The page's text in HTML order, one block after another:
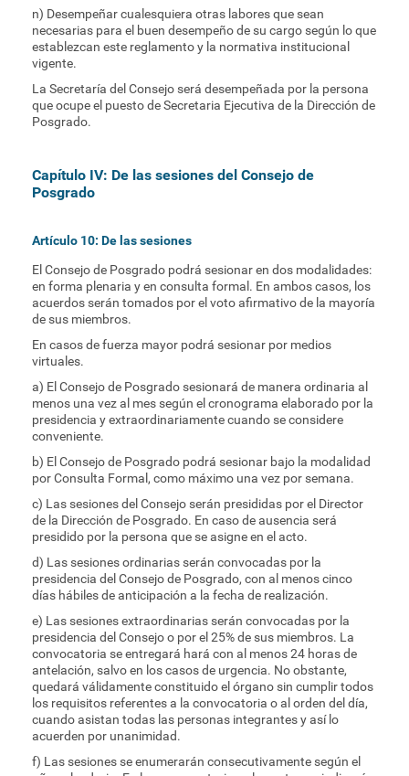
n) Desempeñar cualesquiera otras labores que sean
necesarias para el buen desempeño de su cargo según lo que
establezcan este reglamento y la normativa institucional
vigente.
La Secretaría del Consejo será desempeñada por la persona
que ocupe el puesto de Secretaria Ejecutiva de la Dirección de
Posgrado.
Capítulo IV: De las sesiones del Consejo de
Posgrado
Artículo 10: De las sesiones
El Consejo de Posgrado podrá sesionar en dos modalidades:
en forma plenaria y en consulta formal. En ambos casos, los
acuerdos serán tomados por el voto afirmativo de la mayoría
de sus miembros.
En casos de fuerza mayor podrá sesionar por medios
virtuales.
a) El Consejo de Posgrado sesionará de manera ordinaria al
menos una vez al mes según el cronograma elaborado por la
presidencia y extraordinariamente cuando se considere
conveniente.
b) El Consejo de Posgrado podrá sesionar bajo la modalidad
por Consulta Formal, como máximo una vez por semana.
c) Las sesiones del Consejo serán presididas por el Director
de la Dirección de Posgrado. En caso de ausencia será
presidido por la persona que se asigne en el acto.
d) Las sesiones ordinarias serán convocadas por la
presidencia del Consejo de Posgrado, con al menos cinco
días hábiles de anticipación a la fecha de realización.
e) Las sesiones extraordinarias serán convocadas por la
presidencia del Consejo o por el 25% de sus miembros. La
convocatoria se entregará hará con al menos 24 horas de
antelación, salvo en los casos de urgencia. No obstante,
quedará válidamente constituido el órgano sin cumplir todos
los requisitos referentes a la convocatoria o al orden del día,
cuando asistan todas las personas integrantes y así lo
acuerden por unanimidad.
f) Las sesiones se enumerarán consecutivamente según el